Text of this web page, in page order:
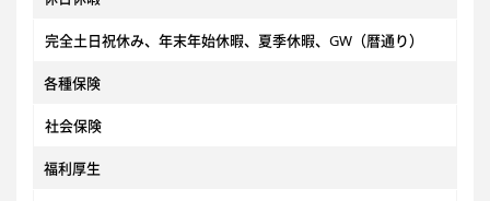
完全土日祝休み、年末年始休暇、夏季休暇、GW（暦通り）
各種保険
社会保険
福利厚生